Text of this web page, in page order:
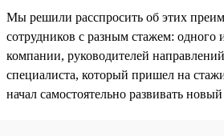
Мы решили расспросить об этих
сотрудников с разным стажем: одного
компании, руководителей
специалиста, который пришел на
начал самостоятельно развивать